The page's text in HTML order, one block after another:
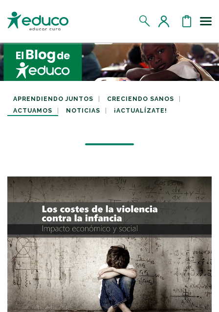
MIS DATOS
MIS APADRINADOS
MIS RETOS SOLIDARIOS
CERRAR SESIÓN
APRENDIENDO JUNTOS
CRECIENDO SANOS
ACTUAMOS
NOTICIAS ¡ACTUALÍZATE!